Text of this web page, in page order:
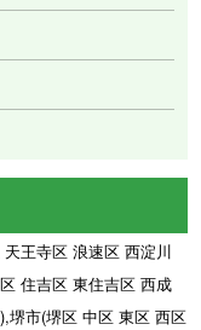
王寺区 浪速区 西淀川
住吉区 東住吉区 西成
堺市(堺区 中区 東区 西区